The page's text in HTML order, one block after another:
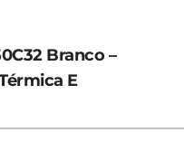
Branco –
E